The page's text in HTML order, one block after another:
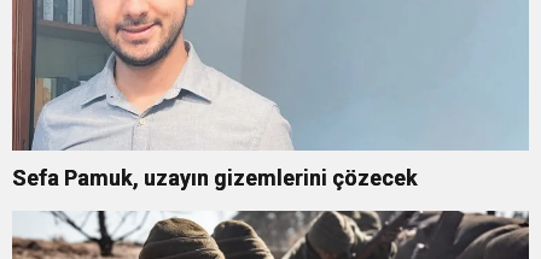
Sefa Pamuk, uzayın gizemlerini çözecek